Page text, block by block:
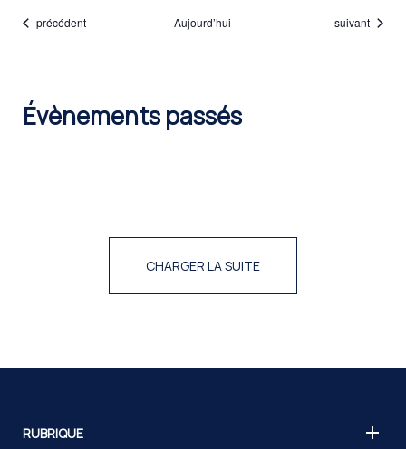
date.
Évènements
précédent Aujourd’hui Évènements
suivant
Évènements passés
CHARGER LA SUITE
RUBRIQUE